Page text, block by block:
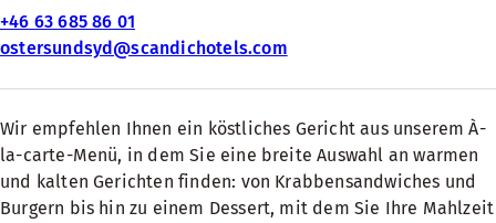
+46 63 685 86 01
ostersundsyd@scandichotels.com
Wir empfehlen Ihnen ein köstliches Gericht aus unserem À-
la-carte-Menü, in dem Sie eine breite Auswahl an warmen
und kalten Gerichten finden: von Krabbensandwiches und
Burgern bis hin zu einem Dessert, mit dem Sie Ihre Mahlzeit